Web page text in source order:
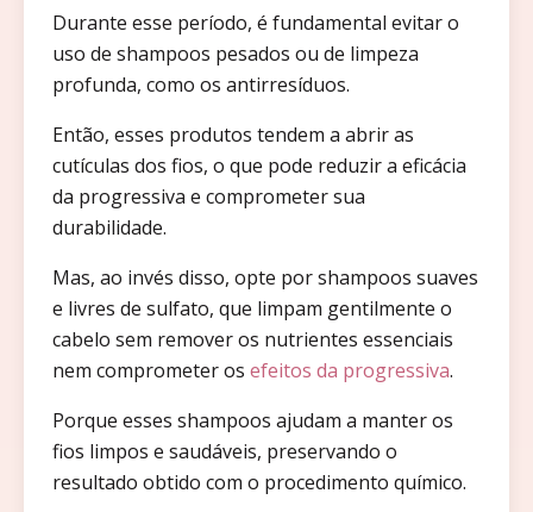
Durante esse período, é fundamental evitar o
uso de shampoos pesados ou de limpeza
profunda, como os antirresíduos.
Então, esses produtos tendem a abrir as
cutículas dos fios, o que pode reduzir a eficácia
da progressiva e comprometer sua
durabilidade.
Mas, ao invés disso, opte por shampoos suaves
e livres de sulfato, que limpam gentilmente o
cabelo sem remover os nutrientes essenciais
nem comprometer os efeitos da progressiva.
Porque esses shampoos ajudam a manter os
fios limpos e saudáveis, preservando o
resultado obtido com o procedimento químico.